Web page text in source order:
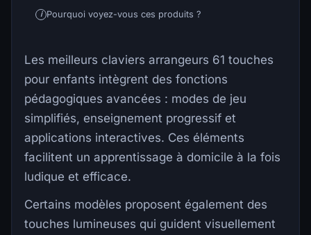
i Pourquoi voyez-vous ces produits ?
Les meilleurs claviers arrangeurs 61 touches
pour enfants intègrent des fonctions
pédagogiques avancées : modes de jeu
simplifiés, enseignement progressif et
applications interactives. Ces éléments
facilitent un apprentissage à domicile à la fois
ludique et efficace.
Certains modèles proposent également des
touches lumineuses qui guident visuellement